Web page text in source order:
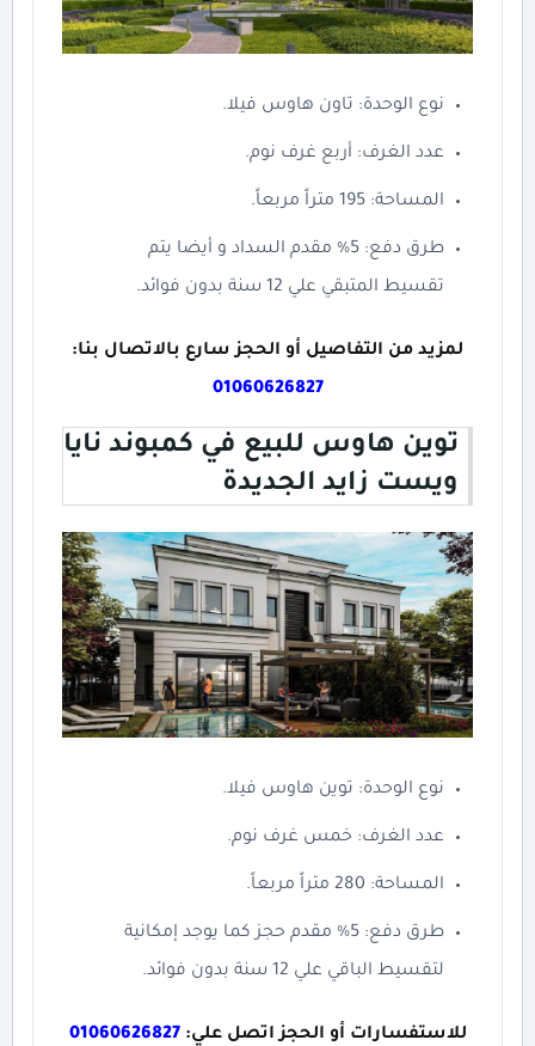
نوع الوحدة: تاون هاوس فيلا.
عدد الغرف: أربع غرف نوم.
المساحة: 195 متراً مربعاً.
طرق دفع: 5% مقدم السداد و أيضا يتم
تقسيط المتبقي علي 12 سنة بدون فوائد.
لمزيد من التفاصيل أو الحجز سارع بالاتصال بنا:
01060626827
توين هاوس للبيع في كمبوند نايا
ويست زايد الجديدة
نوع الوحدة: توين هاوس فيلا.
عدد الغرف: خمس غرف نوم.
المساحة: 280 متراً مربعاً.
طرق دفع: 5% مقدم حجز كما يوجد إمكانية
لتقسيط الباقي علي 12 سنة بدون فوائد.
للاستفسارات أو الحجز اتصل علي:01060626827